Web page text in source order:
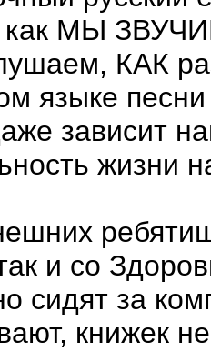
как МЫ
КАК
языке
зависит
жизни
и со
сидят за
книжек